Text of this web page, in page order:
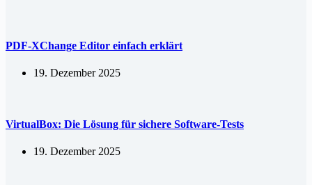
PDF-XChange Editor einfach erklärt
19. Dezember 2025
VirtualBox: Die Lösung für sichere Software-Tests
19. Dezember 2025